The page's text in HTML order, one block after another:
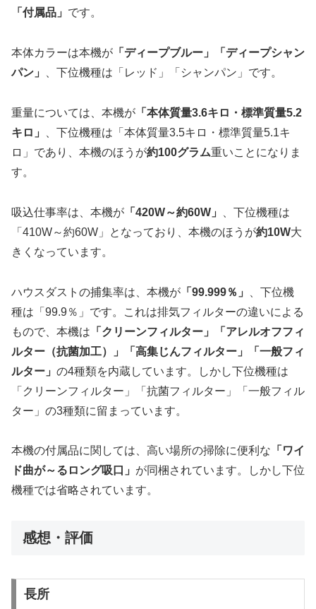
「付属品」 です。
本体カラーは本機が 「ディープブルー」「ディープシャン
パン」
、下位機種は「レッド」「シャンパン」です。
重量については、本機が 「本体質量3.6キロ・標準質量5.2
キロ」
、下位機種は「本体質量3.5キロ・標準質量5.1キ
ロ」であり、本機のほうが約100グラム重いことになりま
す。
吸込仕事率は、本機が 「420W～約60W」
、下位機種は
「410W～約60W」となっており、本機のほうが約10W大
きくなっています。
ハウスダストの捕集率は、本機が 「99.999％」
、下位機
種は「99.9％」です。これは排気フィルターの違いによる
もので、本機は 「クリーンフィルター」「アレルオフフィ
ルター（抗菌加工）」「高集じんフィルター」「一般フィ
ルター」 の4種類を内蔵しています。しかし下位機種は
「クリーンフィルター」「抗菌フィルター」「一般フィル
ター」の3種類に留まっています。
本機の付属品に関しては、高い場所の掃除に便利な 「ワイ
ド曲が～るロング吸口」 が同梱されています。しかし下位
機種では省略されています。
感想・評価
長所